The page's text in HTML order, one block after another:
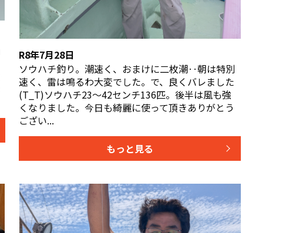
R8年7月28日
ソウハチ釣り。潮速く、おまけに二枚潮‥朝は特別
速く、雷は鳴るわ大変でした。で、良くバレました
(T_T)ソウハチ23〜42センチ136匹。後半は風も強
くなりました。今日も綺麗に使って頂きありがとう
ござい...
もっと見る